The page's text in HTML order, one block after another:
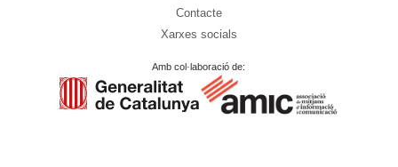
Contacte
Xarxes socials
Amb col·laboració de: